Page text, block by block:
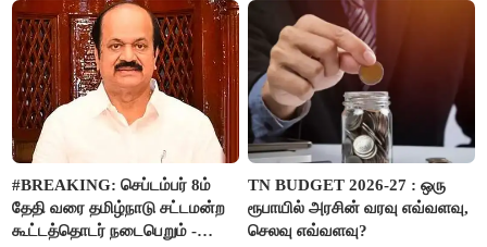
#BREAKING: செப்டம்பர் 8ம்
தேதி வரை தமிழ்நாடு சட்டமன்ற
கூட்டத்தொடர் நடைபெறும் -
TN BUDGET 2026-27 : ஒரு
ரூபாயில் அரசின் வரவு எவ்வளவு,
செலவு எவ்வளவு?